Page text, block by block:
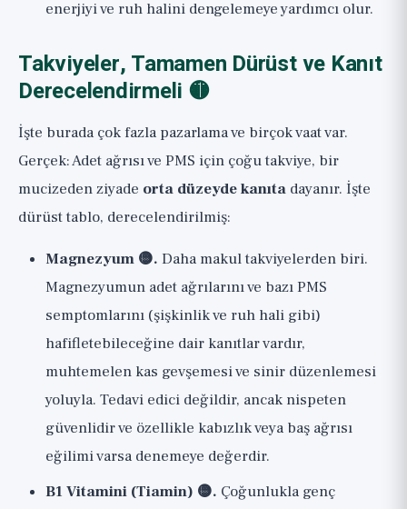
enerjiyi ve ruh halini dengelemeye yardımcı olur.
Takviyeler, Tamamen Dürüst ve Kanıt
Derecelendirmeli 🟡
İşte burada çok fazla pazarlama ve birçok vaat var.
Gerçek: Adet ağrısı ve PMS için çoğu takviye, bir
mucizeden ziyade orta düzeyde kanıta dayanır. İşte
dürüst tablo, derecelendirilmiş:
Magnezyum 🟡. Daha makul takviyelerden biri.
Magnezyumun adet ağrılarını ve bazı PMS
semptomlarını (şişkinlik ve ruh hali gibi)
hafifletebileceğine dair kanıtlar vardır,
muhtemelen kas gevşemesi ve sinir düzenlemesi
yoluyla. Tedavi edici değildir, ancak nispeten
güvenlidir ve özellikle kabızlık veya baş ağrısı
eğilimi varsa denemeye değerdir.
B1 Vitamini (Tiamin) 🟡. Çoğunlukla genç